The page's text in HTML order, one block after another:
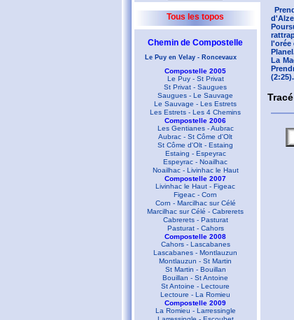
Tous les topos
Chemin de Compostelle
Le Puy en Velay - Roncevaux
Compostelle 2005
Le Puy - St Privat
St Privat - Saugues
Saugues - Le Sauvage
Le Sauvage - Les Estrets
Les Estrets - Les 4 Chemins
Compostelle 2006
Les Gentianes - Aubrac
Aubrac - St Côme d'Olt
St Côme d'Olt - Estaing
Estaing - Espeyrac
Espeyrac - Noailhac
Noailhac - Livinhac le Haut
Compostelle 2007
Livinhac le Haut - Figeac
Figeac - Corn
Corn - Marcilhac sur Célé
Marcilhac sur Célé - Cabrerets
Cabrerets - Pasturat
Pasturat - Cahors
Compostelle 2008
Cahors - Lascabanes
Lascabanes - Montlauzun
Montlauzun - St Martin
St Martin - Bouillan
Bouillan - St Antoine
St Antoine - Lectoure
Lectoure - La Romieu
Compostelle 2009
La Romieu - Larressingle
l'orée
La
(2:25).
Tracé